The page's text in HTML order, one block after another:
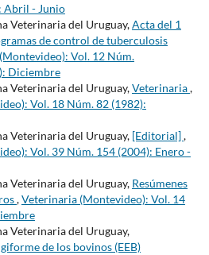
Abril - Junio
Veterinaria del Uruguay,Acta del 1
de control de tuberculosis
Vol. 12 Núm.
Diciembre
Veterinaria del Uruguay,Veterinaria,
Vol. 18 Núm. 82 (1982):
Veterinaria del Uruguay, [Editorial],
Vol. 39 Núm. 154 (2004): Enero -
Veterinaria del Uruguay, Resúmenes
,Veterinaria (Montevideo): Vol. 14
Veterinaria del Uruguay,
de los bovinos (EEB)